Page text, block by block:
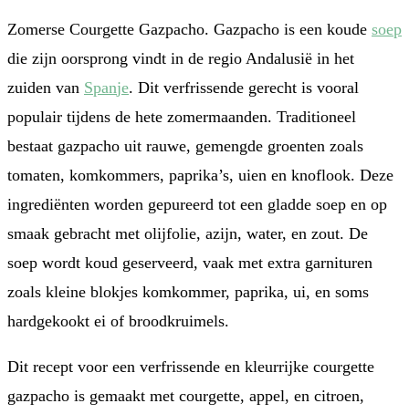
Zomerse Courgette Gazpacho. Gazpacho is een koude soep
die zijn oorsprong vindt in de regio Andalusië in het
zuiden van Spanje. Dit verfrissende gerecht is vooral
populair tijdens de hete zomermaanden. Traditioneel
bestaat gazpacho uit rauwe, gemengde groenten zoals
tomaten, komkommers, paprika’s, uien en knoflook. Deze
ingrediënten worden gepureerd tot een gladde soep en op
smaak gebracht met olijfolie, azijn, water, en zout. De
soep wordt koud geserveerd, vaak met extra garnituren
zoals kleine blokjes komkommer, paprika, ui, en soms
hardgekookt ei of broodkruimels.
Dit recept voor een verfrissende en kleurrijke courgette
gazpacho is gemaakt met courgette, appel, en citroen,